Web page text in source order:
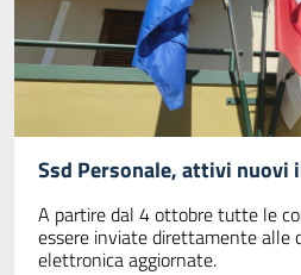
Ssd Personale, attivi nuovi
A partire dal 4 ottobre tutte le
essere inviate direttamente alle
elettronica aggiornate.